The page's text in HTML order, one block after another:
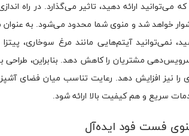
می‌توانید ارائه دهید، تاثیر می‌گذارد. در راه
خواهد شد و منوی شما محدود می‌شود. به
نمی‌توانید آیتم‌هایی مانند مرغ سوخاری،
مشتریان را کاهش دهد. بنابراین، طراحی
سریع و هم کیفیت بالا ارائه شود.
فست فود ایده‌آل